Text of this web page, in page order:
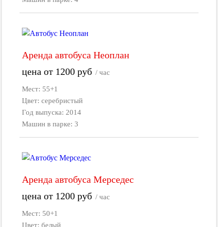
Аренда автобуса Неоплан
цена от 1200руб / час
Мест: 55+1
Цвет: серебристый
Год выпуска: 2014
Машин в парке: 3
Аренда автобуса Мерседес
цена от 1200руб / час
Мест: 50+1
Цвет: белый